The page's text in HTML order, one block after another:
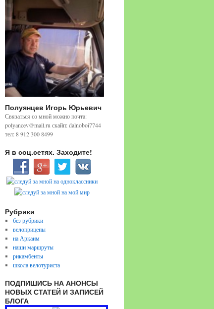
Полуянцев Игорь Юрьевич
Связаться со мной можно почта:
polyancev@mail.ru скайп: dalnoboi7744
тел: 8 912 300 8499
Я в соц.сетях. Заходите!
Рубрики
без рубрики
велоприцепы
на Аркаим
наши маршруты
рикамбенты
школа велотуриста
ПОДПИШИСЬ НА АНОНСЫ
НОВЫХ СТАТЕЙ И ЗАПИСЕЙ
БЛОГА